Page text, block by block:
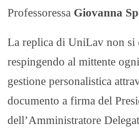
Professoressa Giovanna
La replica di UniLav non si
respingendo al mittente
gestione personalistica
documento a firma del
dell’Amministratore